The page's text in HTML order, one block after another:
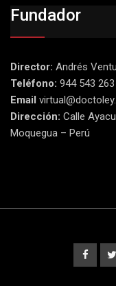
Fundador
Director: Andrés
Teléfono: 944 543 263
Email
Dirección: Calle
Moquegua – Perú